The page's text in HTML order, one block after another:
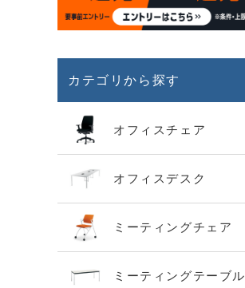
カテゴリから探す
オフィスチェア
オフィスデスク
ミーティングチェア
ミーティングテーブル